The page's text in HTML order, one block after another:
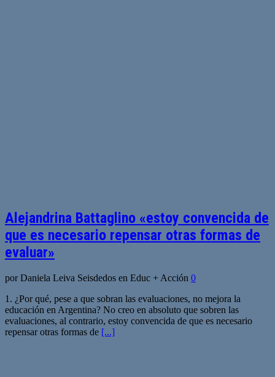
Alejandrina Battaglino «estoy convencida de
que es necesario repensar otras formas de
evaluar»
por Daniela Leiva Seisdedos en Educ + Acción 0
1. ¿Por qué, pese a que sobran las evaluaciones, no mejora la
educación en Argentina? No creo en absoluto que sobren las
evaluaciones, al contrario, estoy convencida de que es necesario
repensar otras formas de [...]